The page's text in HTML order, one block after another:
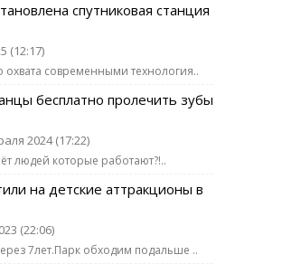
спутниковая станция
(12:17)
охвата современными технология..
бесплатно пролечить зубы
2024 (17:22)
людей которые работают?!..
на детские аттракционы в
(22:06)
7лет.Парк обходим подальше ..